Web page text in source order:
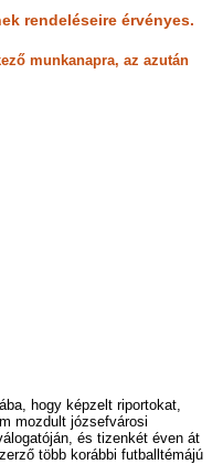
rendeléseire érvényes.
munkanapra, az azután
hogy képzelt riportokat,
mozdult józsefvárosi
és tizenkét éven át
több korábbi futballtémájú